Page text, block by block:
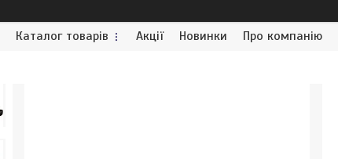
Каталог товарів Акції Новинки Про компанію